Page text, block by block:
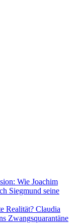
Wie Joachim
Siegmund seine
Realität? Claudia
Zwangsquarantäne